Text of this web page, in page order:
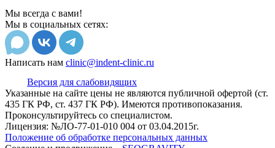
Мы всегда с вами!
Мы в социальных сетях:
Написать нам clinic@indent-clinic.ru
Версия для слабовидящих
Указанные на сайте цены не являются публичной офертой (ст.
435 ГК РФ, cт. 437 ГК РФ). Имеются противопоказания.
Проконсультируйтесь со специалистом.
Лицензия: №ЛО-77-01-010 004 от 03.04.2015г.
Положение об обработке персональных данных